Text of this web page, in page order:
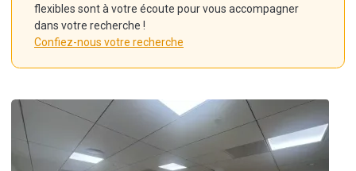
flexibles sont à votre écoute pour vous accompagner
dans votre recherche !
Confiez-nous votre recherche